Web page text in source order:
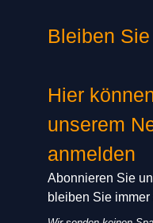
Bleiben
Hier
unserem
anmelden
Abonnieren Sie
bleiben Sie